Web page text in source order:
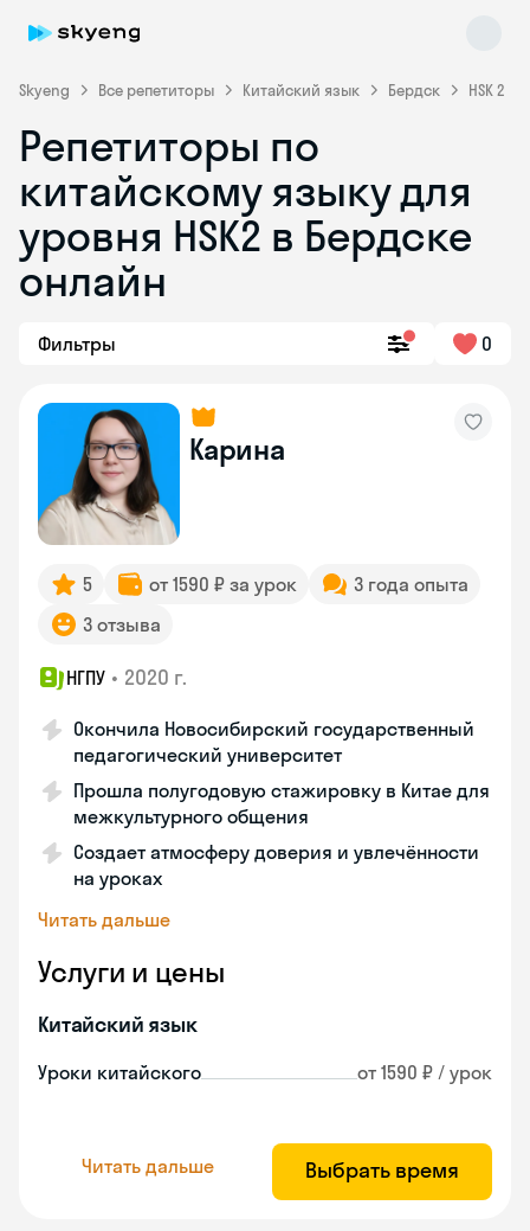
Skyeng Все репетиторы Китайский язык Бердск HSK 2
Репетиторы по
китайскому языку для
уровня HSK2 в Бердске
онлайн
Фильтры 0
Карина
5 от 1590 ₽ за урок
3 года опыта
3 отзыва
НГПУ • 2020 г.
Окончила Новосибирский государственный
педагогический университет
Прошла полугодовую стажировку в Китае для
межкультурного общения
Создает атмосферу доверия и увлечённости
на уроках
Читать дальше
Услуги и цены
Китайский язык
Уроки китайского от 1590 ₽ / урок
Читать дальше Выбрать время